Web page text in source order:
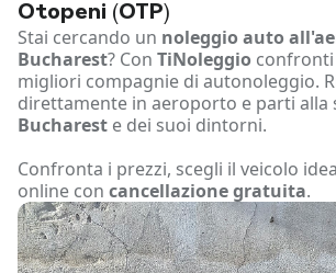
Otopeni (OTP)
Stai cercando un noleggio auto
Bucharest? Con TiNoleggio
migliori compagnie di autonoleggio.
direttamente in aeroporto e parti alla
Bucharest e dei suoi dintorni.
Confronta i prezzi, scegli il veicolo
online con cancellazione gratuita.